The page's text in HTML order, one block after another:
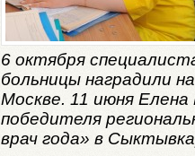
6 октября
больницы наградили
Москве. 11 июня Елена
победителя
врач года» в